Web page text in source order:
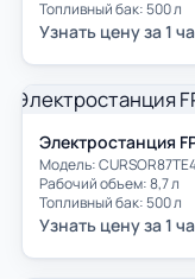
Топливный бак: 500 л
Узнать цену за 1
Электростанция
Модель:
Рабочий объем: 8,7 л
Топливный бак: 500 л
Узнать цену за 1